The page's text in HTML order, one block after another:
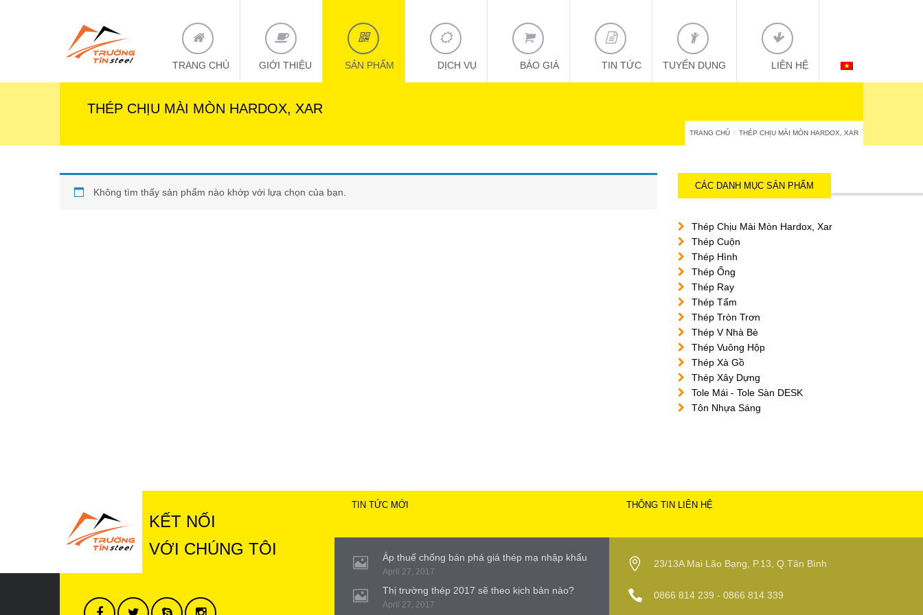
TRANG CHỦ GIỚI THIỆU SẢN PHẨM DỊCH VỤ BÁO GIÁ TIN TỨC TUYỂN DỤNG LIÊN HỆ
THÉP CHỊU MÀI MÒN HARDOX, XAR
TRANG CHỦ THÉP CHỊU MÀI MÒN HARDOX, XAR
Không tìm thấy sản phẩm nào khớp với lựa chọn của bạn.
CÁC DANH MỤC SẢN PHẨM
Thép Chịu Mài Mòn Hardox, Xar
Thép Cuộn
Thép Hình
Thép Ống
Thép Ray
Thép Tấm
Thép Tròn Trơn
Thép V Nhà Bè
Thép Vuông Hộp
Thép Xà Gồ
Thép Xây Dựng
Tole Mái - Tole Sàn DESK
Tôn Nhựa Sáng
KẾT NỐI
VỚI CHÚNG TÔI
TIN TỨC MỚI
Áp thuế chống bán phá giá thép mạ nhập khẩu
April 27, 2017
Thị trường thép 2017 sẽ theo kịch bản nào?
April 27, 2017
THÔNG TIN LIÊN HỆ
23/13A Mai Lão Bạng, P.13, Q.Tân Bình
0866 814 239 - 0866 814 339